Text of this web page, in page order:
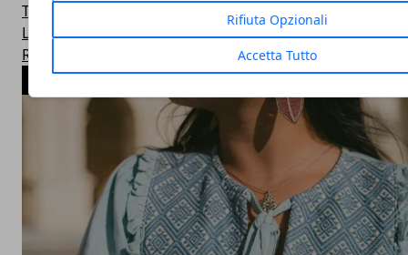
Rifiuta Opzionali
Accetta Tutto
Top Ten
Linux
Real Kitchen
ARTICOLI POPOLARI